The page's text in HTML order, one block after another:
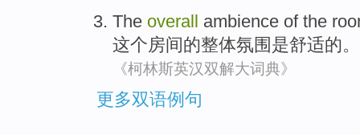
The overall ambience of the
这个房间的整体氛围 是舒适的。
《柯林斯英汉双解大词典》
更多双语例句